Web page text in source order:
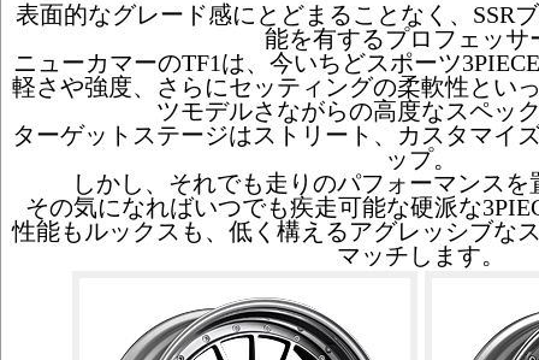
表面的なグレード感にとどまることなく、SSR
能を有するプロフェッサ
ニューカマーのTF1は、今いちどスポーツ
軽さや強度、さらにセッティングの柔軟性とい
ツモデルさながらの高度なスペッ
ターゲットステージはストリート、カスタマイ
ップ。
しかし、それでも走りのパフォーマンス
その気になればいつでも疾走可能な硬派な
性能もルックスも、低く構えるアグレッシブな
マッチします。